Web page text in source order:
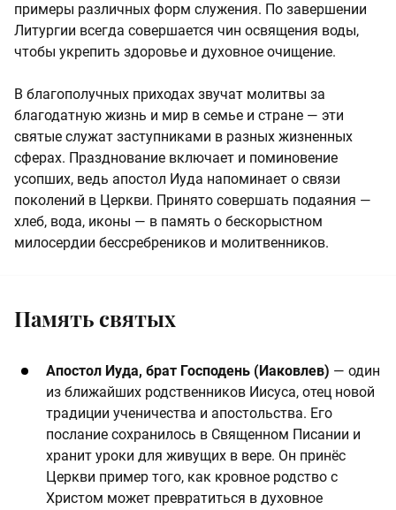
примеры различных форм служения. По завершении
Литургии всегда совершается чин освящения воды,
чтобы укрепить здоровье и духовное очищение.
В благополучных приходах звучат молитвы за
благодатную жизнь и мир в семье и стране — эти
святые служат заступниками в разных жизненных
сферах. Празднование включает и поминовение
усопших, ведь апостол Иуда напоминает о связи
поколений в Церкви. Принято совершать подаяния —
хлеб, вода, иконы — в память о бескорыстном
милосердии бессребреников и молитвенников.
Память святых
Апостол Иуда, брат Господень (Иаковлев) — один
из ближайших родственников Иисуса, отец новой
традиции ученичества и апостольства. Его
послание сохранилось в Священном Писании и
хранит уроки для живущих в вере. Он принёс
Церкви пример того, как кровное родство с
Христом может превратиться в духовное